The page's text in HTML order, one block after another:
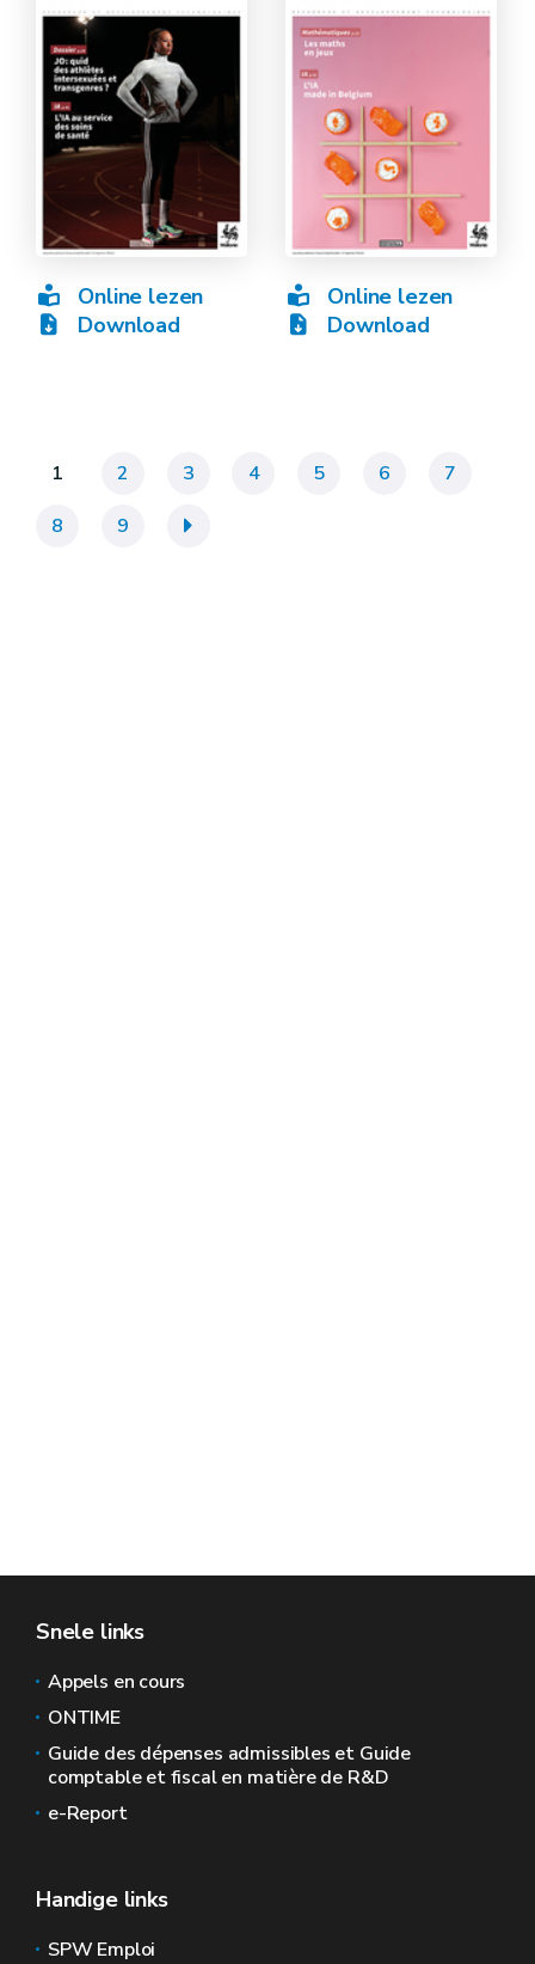
Online lezen
Download
Online lezen
Download
1 2 3 4 5 6
7
8
9 »
Snele links
Appels en cours
ONTIME
Guide des dépenses admissibles et Guide
comptable et fiscal en matière de R&D
e-Report
Handige links
SPW Emploi